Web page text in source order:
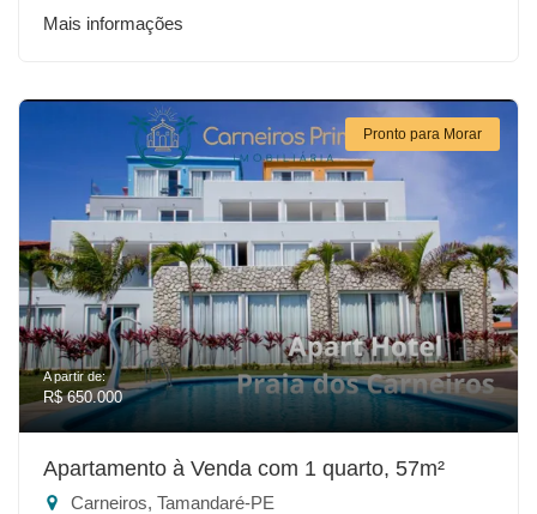
Mais informações
Pronto para Morar
A partir de:
R$ 650.000
Apartamento à Venda com 1 quarto, 57m²
Carneiros, Tamandaré-PE